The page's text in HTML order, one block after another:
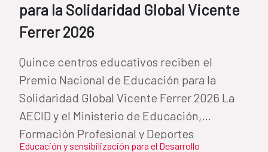
para la Solidaridad Global Vicente
Ferrer 2026
Quince centros educativos reciben el
Premio Nacional de Educación para la
Solidaridad Global Vicente Ferrer 2026 La
AECID y el Ministerio de Educación,
Formación Profesional y Deportes
Educación y sensibilización para el Desarrollo